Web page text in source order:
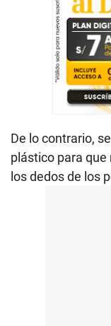
De lo contrario,
plástico para
los dedos de los